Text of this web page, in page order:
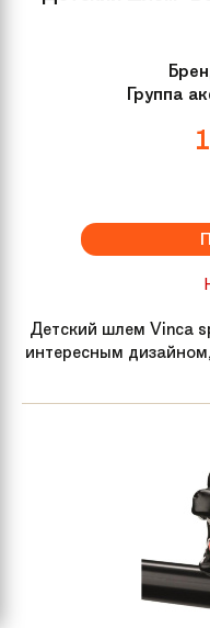
Группа
Детский шлем Vinca
интересным